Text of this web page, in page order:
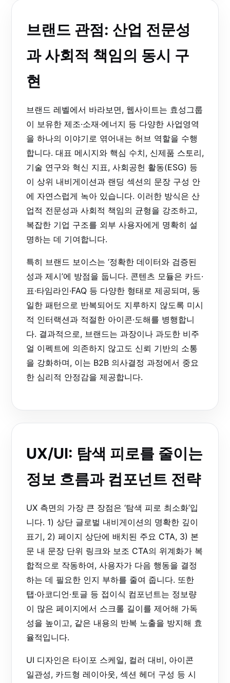
브랜드 관점: 산업 전문성
과 사회적 책임의 동시 구
현
브랜드 레벨에서 바라보면, 웹사이트는 효성그룹
이 보유한 제조·소재·에너지 등 다양한 사업영역
을 하나의 이야기로 엮어내는 허브 역할을 수행
합니다. 대표 메시지와 핵심 수치, 신제품 스토리,
기술 연구와 혁신 지표, 사회공헌 활동(ESG) 등
이 상위 내비게이션과 랜딩 섹션의 문장 구성 안
에 자연스럽게 녹아 있습니다. 이러한 방식은 산
업적 전문성과 사회적 책임의 균형을 강조하고,
복잡한 기업 구조를 외부 사용자에게 명확히 설
명하는 데 기여합니다.
특히 브랜드 보이스는 ‘정확한 데이터와 검증된
성과 제시’에 방점을 둡니다. 콘텐츠 모듈은 카드·
표·타임라인·FAQ 등 다양한 형태로 제공되며, 동
일한 패턴으로 반복되어도 지루하지 않도록 미시
적 인터랙션과 적절한 아이콘·도해를 병행합니
다. 결과적으로, 브랜드는 과장이나 과도한 비주
얼 이펙트에 의존하지 않고도 신뢰 기반의 소통
을 강화하며, 이는 B2B 의사결정 과정에서 중요
한 심리적 안정감을 제공합니다.
UX/UI: 탐색 피로를 줄이는
정보 흐름과 컴포넌트 전략
UX 측면의 가장 큰 장점은 ‘탐색 피로 최소화’입
니다. 1) 상단 글로벌 내비게이션의 명확한 깊이
표기, 2) 페이지 상단에 배치된 주요 CTA, 3) 본
문 내 문장 단위 링크와 보조 CTA의 위계화가 복
합적으로 작동하여, 사용자가 다음 행동을 결정
하는 데 필요한 인지 부하를 줄여 줍니다. 또한
탭·아코디언·토글 등 접이식 컴포넌트는 정보량
이 많은 페이지에서 스크롤 길이를 제어해 가독
성을 높이고, 같은 내용의 반복 노출을 방지해 효
율적입니다.
UI 디자인은 타이포 스케일, 컬러 대비, 아이콘
일관성, 카드형 레이아웃, 섹션 헤더 구성 등 시